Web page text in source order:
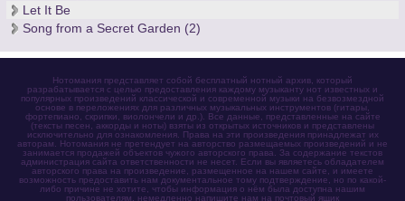
Let It Be
Song from a Secret Garden (2)
Нотомания представляет собой бесплатный нотный архив, который
разрабатывается с целью предоставления каждому музыканту нот известных и
популярных произведений классической и современной музыки на безвозмездной
основе в переложениях для различных музыкальных инструментов (гитары,
фортепиано, скрипки, виолончели и др.). Все данные, представленные на сайте
(тексты песен, аккорды и ноты) взяты из открытых источников и представлены
исключительно для ознакомления. Права на эти произведения принадлежат их
авторам. Нотомания не претендует на авторство размещаемых произведений и не
занимается продажей объектов чужого авторского права. За содержание текстов
администрация сайта ответственности не несет. Если вы являетесь обладателем
авторского права на произведение, размещенное на нашем сайте, и имеете
возможность предоставить нам документальное тому подтверждение, но по какой-
либо причине не хотите, чтобы информация о нём была доступна нашим
пользователям, немедленно напишите нам на почтовый ящик